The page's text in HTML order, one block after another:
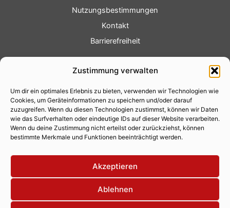
Zustimmung verwalten
Um dir ein optimales Erlebnis zu bieten, verwenden wir Technologien wie
Cookies, um Geräteinformationen zu speichern und/oder darauf
zuzugreifen. Wenn du diesen Technologien zustimmst, können wir Daten
wie das Surfverhalten oder eindeutige IDs auf dieser Website verarbeiten.
Wenn du deine Zustimmung nicht erteilst oder zurückziehst, können
bestimmte Merkmale und Funktionen beeinträchtigt werden.
Akzeptieren
Ablehnen
Nutzungsbestimmungen
Kontakt
Barrierefreiheit
Fotoservice
Videoservice
Werbung
Contenterstellung
Lokalnachrichten
Lokalfernsehen
Eventkalender